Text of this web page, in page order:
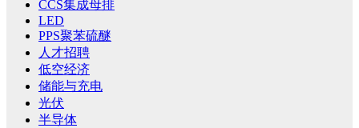
CCS集成母排
LED
PPS聚苯硫醚
人才招聘
低空经济
储能与充电
光伏
半导体